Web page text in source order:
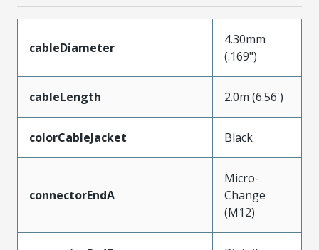
cableDiameter
4.30mm
(.169")
cableLength 2.0m (6.56')
colorCableJacket Black
connectorEndA
Micro-
Change
(M12)